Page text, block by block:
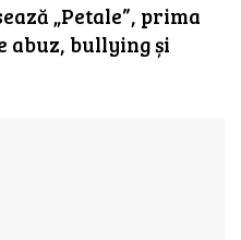
„Petale”, prima
abuz, bullying și